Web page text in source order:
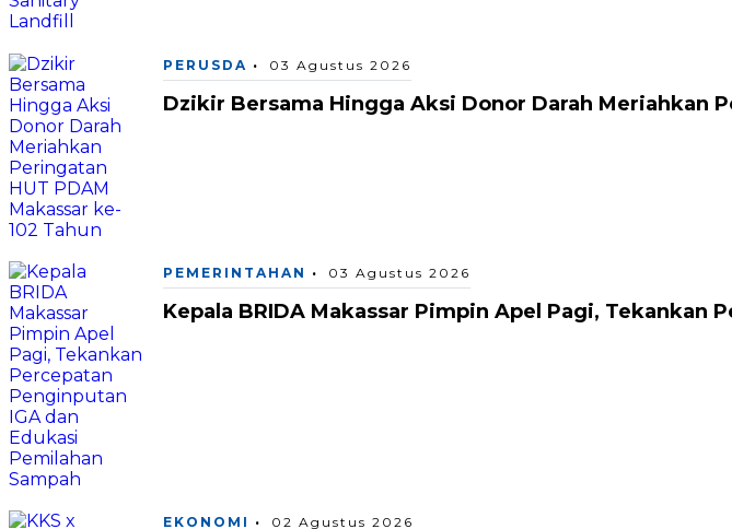
PERUSDA 03 Agustus 2026
Dzikir Bersama Hingga Aksi Donor Darah Meriahkan
PEMERINTAHAN 03 Agustus 2026
Kepala BRIDA Makassar Pimpin Apel Pagi, Tekankan
EKONOMI 02 Agustus 2026